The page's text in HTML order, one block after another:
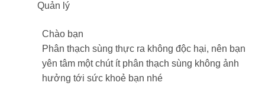
Quản lý
Chào bạn
Phân thạch sùng thực ra không độc hại, nên bạn
yên tâm một chút ít phân thạch sùng không ảnh
hưởng tới sức khoẻ bạn nhé